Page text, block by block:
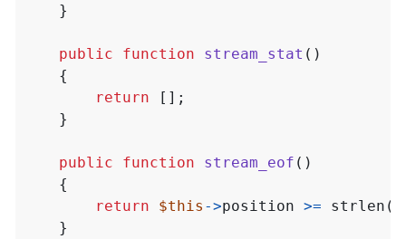
}
public function stream_stat ()
{
return
[];
}
public function stream_eof ()
{
return
$this ->position >= strlen (
}